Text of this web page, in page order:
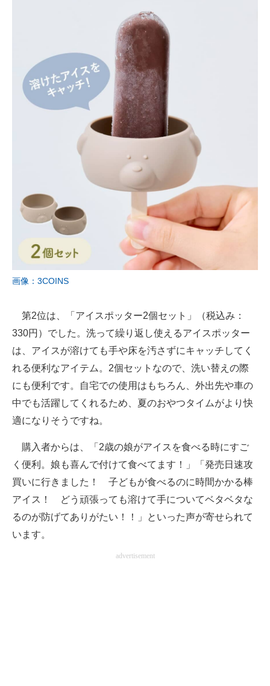
画像：3COINS
第2位は、「アイスポッター2個セット」（税込み：
330円）でした。洗って繰り返し使えるアイスポッター
は、アイスが溶けても手や床を汚さずにキャッチしてく
れる便利なアイテム。2個セットなので、洗い替えの際
にも便利です。自宅での使用はもちろん、外出先や車の
中でも活躍してくれるため、夏のおやつタイムがより快
適になりそうですね。
購入者からは、「2歳の娘がアイスを食べる時にすご
く便利。娘も喜んで付けて食べてます！」「発売日速攻
買いに行きました！ 子どもが食べるのに時間かかる棒
アイス！ どう頑張っても溶けて手についてベタベタな
るのが防げてありがたい！！」といった声が寄せられて
います。
advertisement